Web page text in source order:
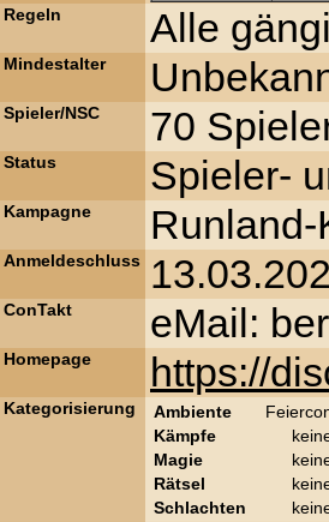
Regeln
Alle
Mindestalter
Spieler/NSC 70
Status Spieler-
Kampagne
Anmeldeschluss
ConTakt eMail:
Homepage https://
Kategorisierung Ambiente
Kämpfe
Magie
Rätsel
Schlachten